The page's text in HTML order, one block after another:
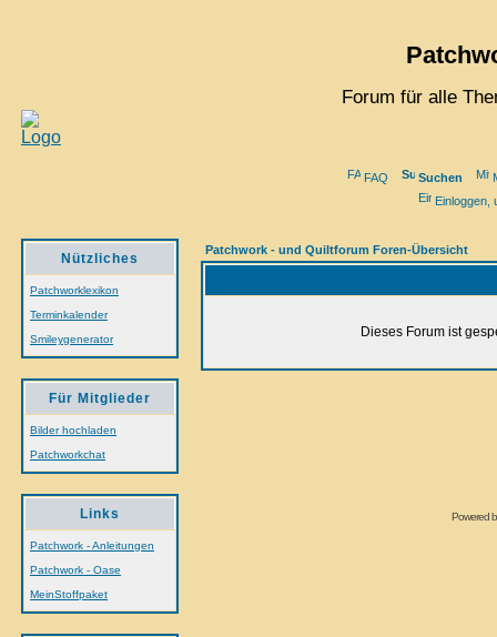
Forum für alle
FAQ Suchen
Einloggen,
Nützliches
Patchworklexikon
Terminkalender
Smileygenerator
Für Mitglieder
Bilder hochladen
Patchworkchat
Links
Patchwork - Anleitungen
Patchwork - Oase
MeinStoffpaket
Patchwork - und Quiltforum Foren-Übersicht
Dieses Forum ist
Powered